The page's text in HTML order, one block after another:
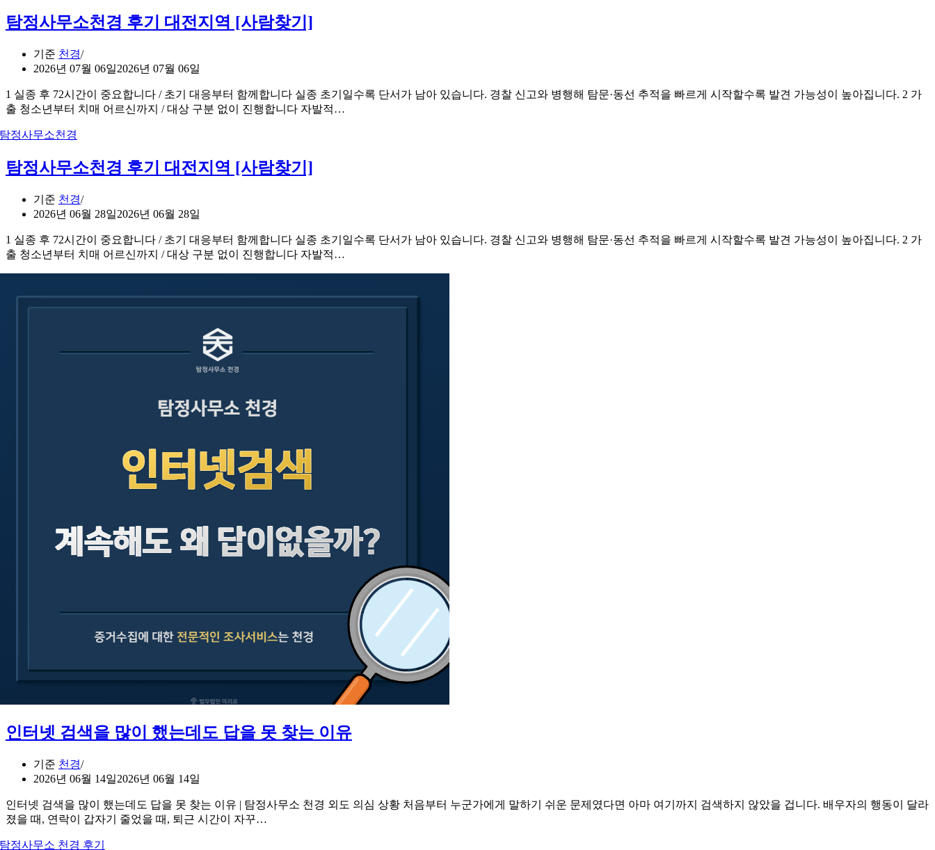
탐정사무소천경 후기 대전지역 [사람찾기]
기준 천경
2026년 07월 06일2026년 07월 06일
1 실종 후 72시간이 중요합니다 / 초기 대응부터 함께합니다 실종 초기일수록 단서가 남아 있습니다. 경찰 신고와 병행해 탐문·동선 추적을 빠르게 시작할수록 발견 가능성이 높아집니다. 2 가
출 청소년부터 치매 어르신까지 / 대상 구분 없이 진행합니다 자발적…
탐정사무소천경 후기 대전지역 [사람찾기]
기준 천경
2026년 06월 28일2026년 06월 28일
1 실종 후 72시간이 중요합니다 / 초기 대응부터 함께합니다 실종 초기일수록 단서가 남아 있습니다. 경찰 신고와 병행해 탐문·동선 추적을 빠르게 시작할수록 발견 가능성이 높아집니다. 2 가
출 청소년부터 치매 어르신까지 / 대상 구분 없이 진행합니다 자발적…
인터넷 검색을 많이 했는데도 답을 못 찾는 이유
기준 천경
2026년 06월 14일2026년 06월 14일
인터넷 검색을 많이 했는데도 답을 못 찾는 이유 | 탐정사무소 천경 외도 의심 상황 처음부터 누군가에게 말하기 쉬운 문제였다면 아마 여기까지 검색하지 않았을 겁니다. 배우자의 행동이 달라
졌을 때, 연락이 갑자기 줄었을 때, 퇴근 시간이 자꾸…